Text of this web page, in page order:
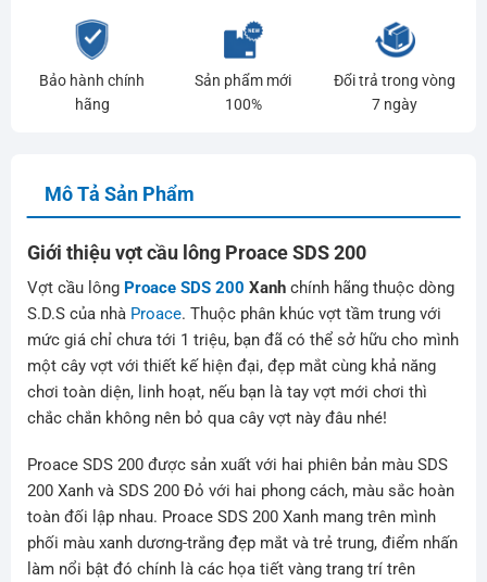
Bảo hành chính
hãng
Sản phẩm mới
100%
Đổi trả trong vòng
7 ngày
Mô Tả Sản Phẩm
Giới thiệu vợt cầu lông Proace SDS 200
Vợt cầu lông Proace SDS 200 Xanhchính hãng thuộc dòng
S.D.S của nhà Proace. Thuộc phân khúc vợt tầm trung với
mức giá chỉ chưa tới 1 triệu, bạn đã có thể sở hữu cho mình
một cây vợt với thiết kế hiện đại, đẹp mắt cùng khả năng
chơi toàn diện, linh hoạt, nếu bạn là tay vợt mới chơi thì
chắc chắn không nên bỏ qua cây vợt này đâu nhé!
Proace SDS 200 được sản xuất với hai phiên bản màu SDS
200 Xanh và SDS 200 Đỏ với hai phong cách, màu sắc hoàn
toàn đối lập nhau. Proace SDS 200 Xanh mang trên mình
phối màu xanh dương-trắng đẹp mắt và trẻ trung, điểm nhấn
làm nổi bật đó chính là các họa tiết vàng trang trí trên